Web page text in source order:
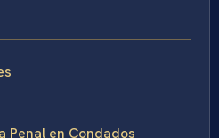
Penal en Condados